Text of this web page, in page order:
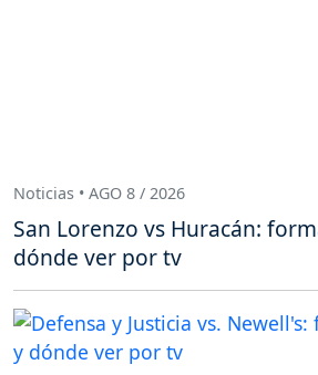
Noticias • AGO 8 / 2026
San Lorenzo vs Huracán:
dónde ver por tv